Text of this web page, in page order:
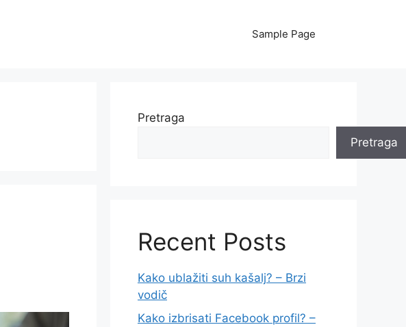
Sample Page
Pretraga
Pretraga
Recent Posts
Kako ublažiti suh kašalj? – Brzi
vodič
Kako izbrisati Facebook profil? –